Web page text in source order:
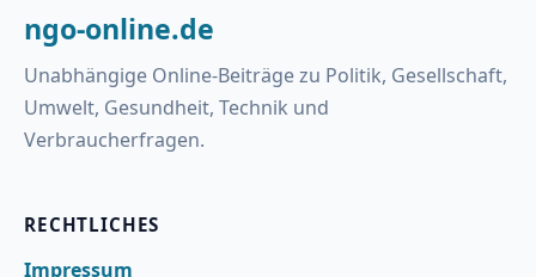
ngo-online.de
Unabhängige Online-Beiträge zu Politik, Gesellschaft,
Umwelt, Gesundheit, Technik und
Verbraucherfragen.
RECHTLICHES
Impressum